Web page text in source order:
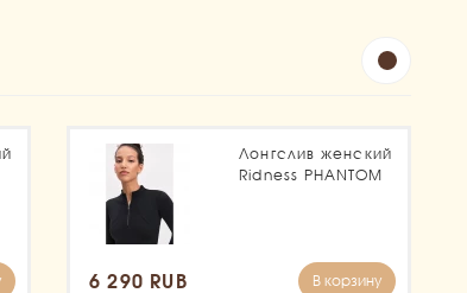
Лонгслив женский
Ridness PHANTOM
6 290 RUB В корзину